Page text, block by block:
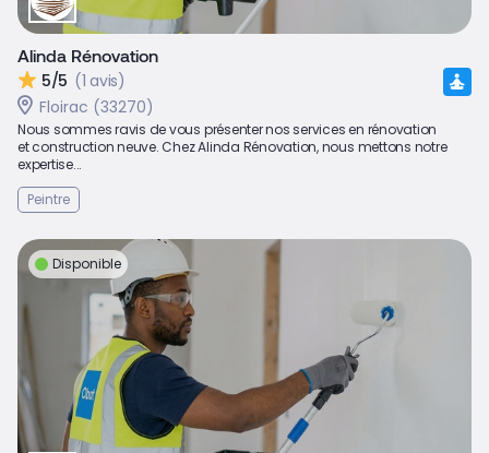
Alinda Rénovation
5/5 (1 avis)
Floirac (33270)
Nous sommes ravis de vous présenter nos services en rénovation
et construction neuve. Chez Alinda Rénovation, nous mettons notre
expertise...
Peintre
Disponible